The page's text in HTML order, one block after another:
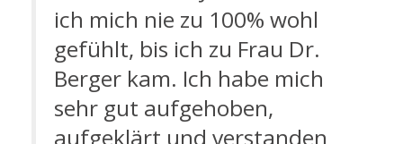
ich mich nie zu 100% wohl
gefühlt, bis ich zu Frau Dr.
Berger kam. Ich habe mich
sehr gut aufgehoben,
aufgeklärt und verstanden